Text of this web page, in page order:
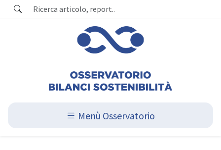
Menù Osservatorio